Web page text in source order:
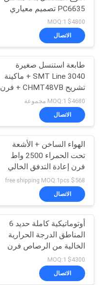
أخبار
SHOPPING
ON
LINE
خريطة
الموقع
سياسة
الخصوصية
PC6635 تصميم معياري
للحام الخالي من الرصاص
$4800 MOQ:1
الاتصال
طابعة استنسل صغيرة
SMT Line 3040 + ماكينة
تشريح CHMT48VB + فرن
إعادة تدفق خالٍ من
الرصاص T937M
$4680 MOQ:1 مجموعة
الاتصال
الهواء الساخن + الأشعة
تحت الحمراء 2500 واط
فرن إعادة التدفق الخالي
من الرصاص CHMRO-420
محطة تسخين SMD
$568 free shipping MOQ:1pcs
الاتصال
أوتوماتيكية كاملة حديد 6
المناطق الدرجة الحرارية
الخالية من الرصاص فرن
350mm جهاز التحكم في
الحرارة
$4300 MOQ:1
الاتصال